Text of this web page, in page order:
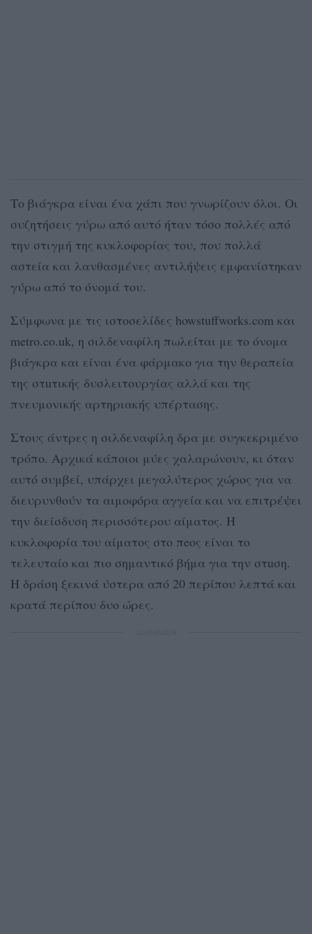
Το βιάγκρα είναι ένα χάπι που γνωρίζουν όλοι. Οι
συζητήσεις γύρω από αυτό ήταν τόσο πολλές από
την στιγμή της κυκλοφορίας του, που πολλά
αστεία και λανθασμένες αντιλήψεις εμφανίστηκαν
γύρω από το όνομά του.
Σύμφωνα με τις ιστοσελίδες howstuffworks.com και
metro.co.uk, η σιλδεναφίλη πωλείται με το όνομα
βιάγκρα και είναι ένα φάρμακο για την θεραπεία
της στuτικής δυσλειτουργίας αλλά και της
πνευμονικής αρτηριακής υπέρτασης.
Στους άντρες η σιλδεναφίλη δρα με συγκεκριμένο
τρόπο. Αρχικά κάποιοι μύες χαλαρώνουν, κι όταν
αυτό συμβεί, υπάρχει μεγαλύτερος χώρος για να
διευρυνθούν τα αιμοφόρα αγγεία και να επιτρέψει
την διείσδυση περισσότερου αίματος. Η
κυκλοφορία του αίματος στο πeος είναι το
τελευταίο και πιο σημαντικό βήμα για την στuση.
Η δράση ξεκινά ύστερα από 20 περίπου λεπτά και
κρατά περίπου δυο ώρες.